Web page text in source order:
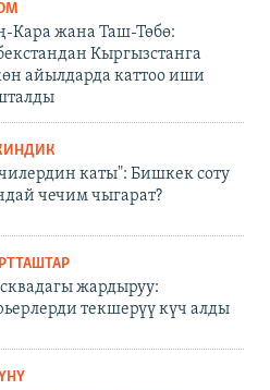
Кара жана Таш-Төбө:
Кыргызстанга
айылдарда каттоо иши
каты": Бишкек соту
чечим чыгарат?
жардыруу:
текшерүү күч алды